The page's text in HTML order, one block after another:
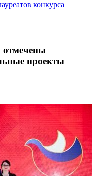
конкурса
отмечены
проекты